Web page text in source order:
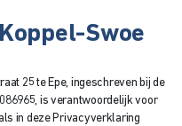
Swoe
25 te Epe, ingeschreven bij de
is verantwoordelijk voor
in deze Privacyverklaring